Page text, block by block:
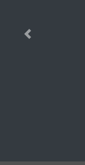
Previous